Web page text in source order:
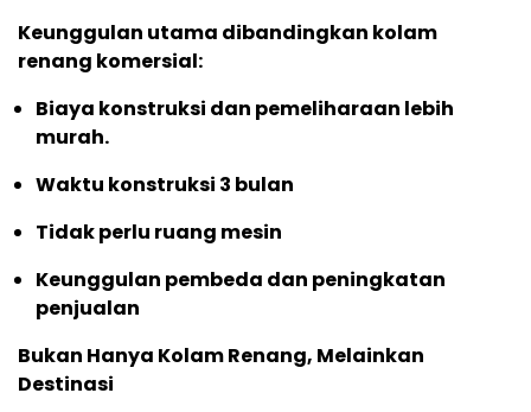
Keunggulan utama dibandingkan kolam
renang komersial:
Biaya konstruksi dan pemeliharaan lebih
murah.
Waktu konstruksi 3 bulan
Tidak perlu ruang mesin
Keunggulan pembeda dan peningkatan
penjualan
Bukan Hanya Kolam Renang, Melainkan
Destinasi